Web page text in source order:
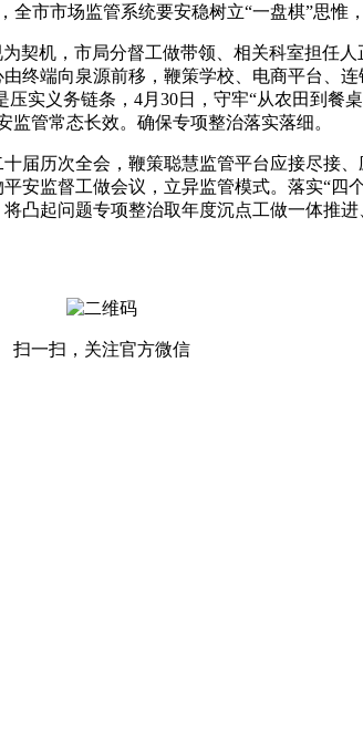
市市场监管系统要安稳树立“一盘棋”思惟
机，市局分督工做带领、相关科室担任
端向泉源前移，鞭策学校、电商平台、
实义务链条，4月30日，守牢“从农田到餐
监管常态长效。确保专项整治落实落细。
历次全会，鞭策聪慧监管平台应接尽接
安监督工做会议，立异监管模式。落实“
凸起问题专项整治取年度沉点工做一体推进
扫一扫，关注官方微信